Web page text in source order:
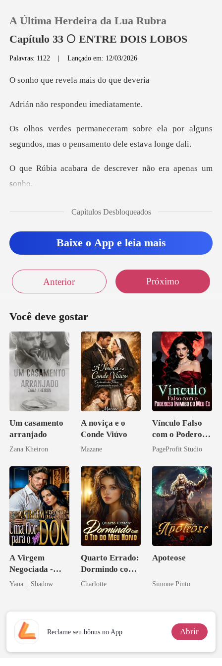
Loja
Histórico
Baixar App
A Última Herdeira da Lua Rubra
Capítulo 33 🌕 ENTRE DOIS LOBOS
Palavras: 1122 |Lançado em: 12/03/2026
revela mais
respondeu i
e ela por alguns
segundos, mas o
de descrever não e
. Instintiv
assim...
olhar para a
Capítulos Desbloqueados
Baixe o App e leia mais
Anterior Próximo
Você deve gostar
Um casamento
arranjado
Zana Kheiron
A noviça e o
Conde Viúvo
Mazane
Vínculo Falso
com o Poderoso
Inimigo do Meu
PageProfit Studio
A Virgem
Negociada -
Uma flor para o
Yana _ Shadow
Quarto Errado:
Dormindo com
o Tio do Meu
Charlotte
Apoteose
Simone Pinto
Reclame seu bônus no App Abrir